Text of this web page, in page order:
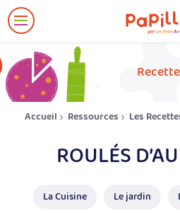
Afficher
le
Recette
Accueil Ressources Les
ROULÉS
La Cuisine Le jardin